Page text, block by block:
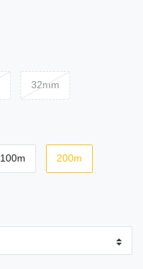
32mm
100m 200m